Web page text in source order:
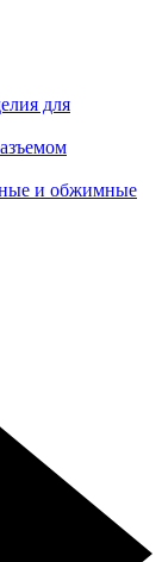
для
и обжимные